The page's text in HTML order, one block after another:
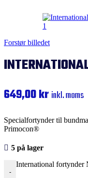
Forstør billedet
649,00kr inkl. moms
Specialfortynder til
Primocon®
5 på lager
-
International fortynder